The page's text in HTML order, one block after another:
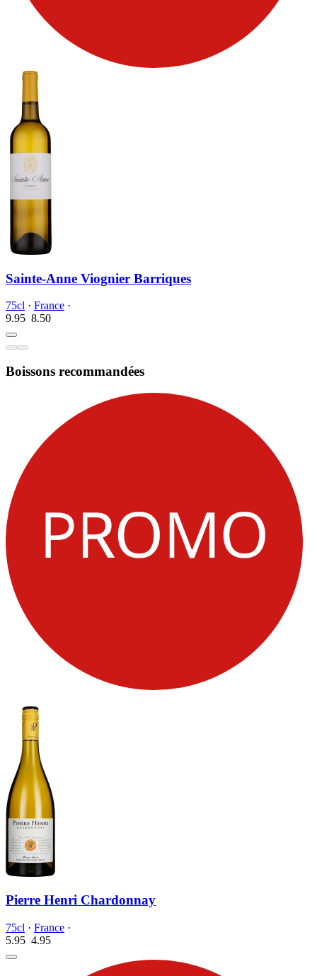
Sainte-Anne Viognier Barriques
75cl · France ·
9.95 8.50
Boissons recommandées
Pierre Henri Chardonnay
75cl · France ·
5.95 4.95